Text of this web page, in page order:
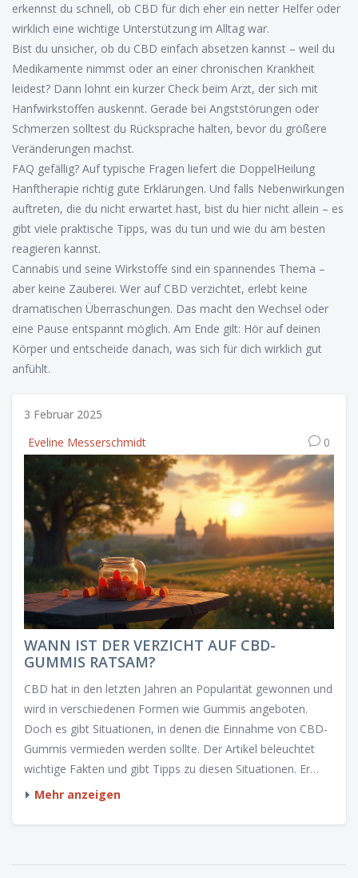
erkennst du schnell, ob CBD für dich eher ein netter Helfer oder
wirklich eine wichtige Unterstützung im Alltag war.
Bist du unsicher, ob du CBD einfach absetzen kannst – weil du
Medikamente nimmst oder an einer chronischen Krankheit
leidest? Dann lohnt ein kurzer Check beim Arzt, der sich mit
Hanfwirkstoffen auskennt. Gerade bei Angststörungen oder
Schmerzen solltest du Rücksprache halten, bevor du größere
Veränderungen machst.
FAQ gefällig? Auf typische Fragen liefert die DoppelHeilung
Hanftherapie richtig gute Erklärungen. Und falls Nebenwirkungen
auftreten, die du nicht erwartet hast, bist du hier nicht allein – es
gibt viele praktische Tipps, was du tun und wie du am besten
reagieren kannst.
Cannabis und seine Wirkstoffe sind ein spannendes Thema –
aber keine Zauberei. Wer auf CBD verzichtet, erlebt keine
dramatischen Überraschungen. Das macht den Wechsel oder
eine Pause entspannt möglich. Am Ende gilt: Hör auf deinen
Körper und entscheide danach, was sich für dich wirklich gut
anfühlt.
3 Februar 2025
Eveline Messerschmidt
0
WANN IST DER VERZICHT AUF CBD-
GUMMIS RATSAM?
CBD hat in den letzten Jahren an Popularität gewonnen und
wird in verschiedenen Formen wie Gummis angeboten.
Doch es gibt Situationen, in denen die Einnahme von CBD-
Gummis vermieden werden sollte. Der Artikel beleuchtet
wichtige Fakten und gibt Tipps zu diesen Situationen. Er
informiert darüber, wie CBD in spezifischen Fällen
und erläutert, wann es besser ist, den Konsum zu
Mehr anzeigen